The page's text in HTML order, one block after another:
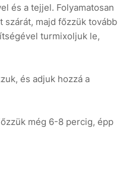
és a tejjel. Folyamatosan
majd főzzük tovább
turmixoljuk le,
és adjuk hozzá a
még 6-8 percig, épp